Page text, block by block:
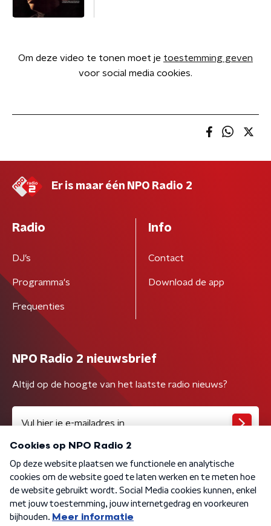
Om deze video te tonen moet je toestemming geven
voor social media cookies.
Er is maar één NPO Radio 2
Radio
DJ’s
Programma's
Frequenties
Info
Contact
Download de app
NPO Radio 2 nieuwsbrief
Altijd op de hoogte van het laatste radio nieuws?
Algemene voorwaarden